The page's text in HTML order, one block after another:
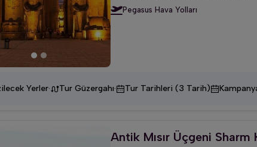
Pegasus Hava Yolları
Yerler· Tur Güzergahı· Tur Tarihleri (3 Tarih)
Antik Mısır Üçgeni Sharm